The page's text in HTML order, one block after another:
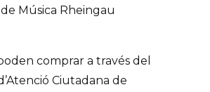
Música Rheingau
comprar a través del
Ciutadana de